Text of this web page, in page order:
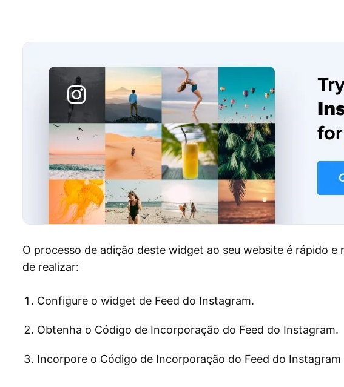
O processo de adição deste widget ao seu website é rápido e
de realizar:
Configure o widget de Feed do Instagram.
Obtenha o Código de Incorporação do Feed do Instagram.
Incorpore o Código de Incorporação do Feed do Instagram